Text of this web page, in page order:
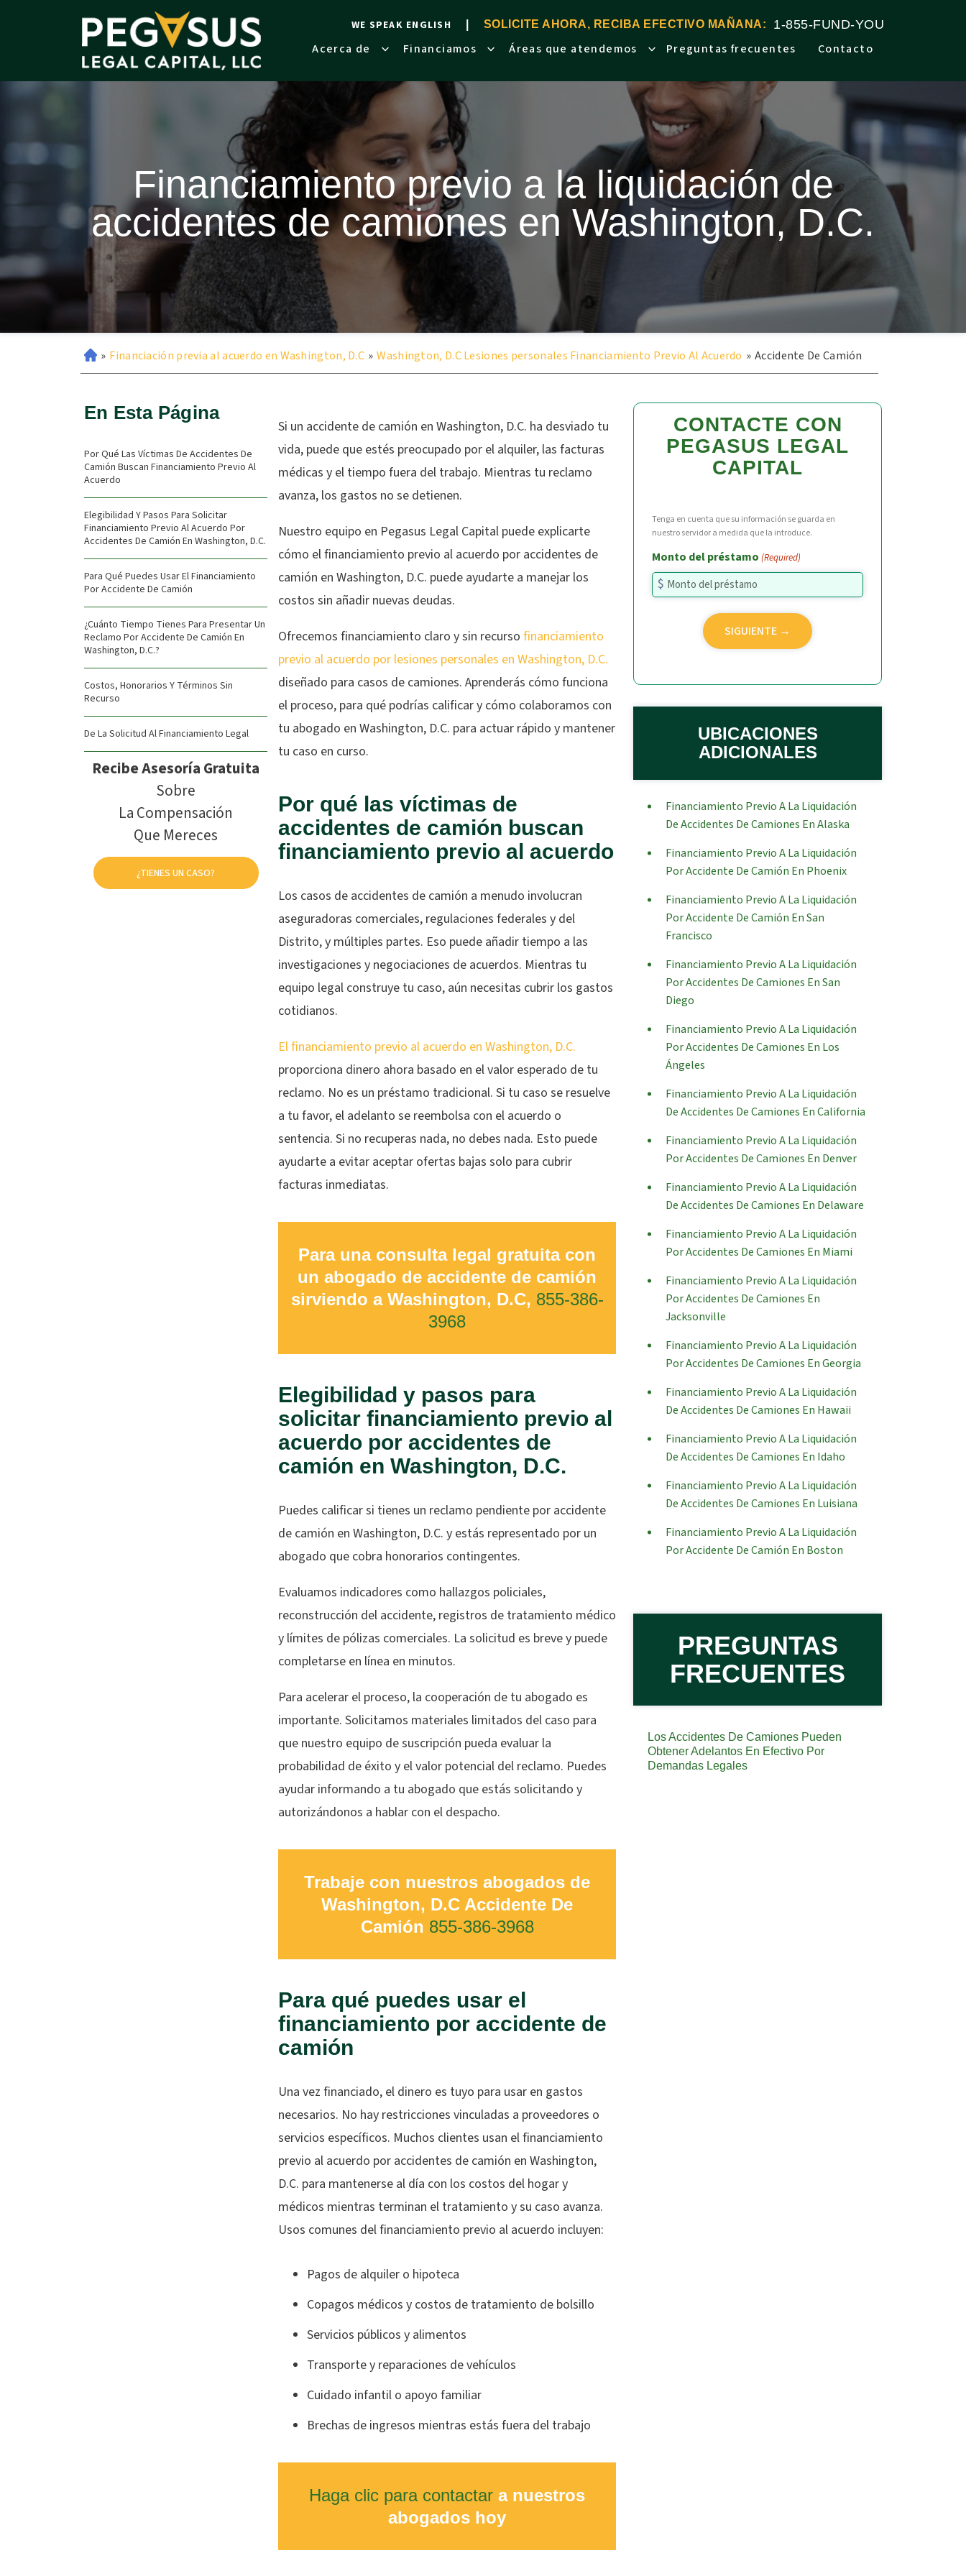
WE SPEAK ENGLISH SOLICITE AHORA, RECIBA EFECTIVO MAÑANA: 1-855-FUND-YOU
Acerca de Financiamos Áreas que atendemos Preguntas frecuentes Contacto
Financiamiento previo a la liquidación de
accidentes de camiones en Washington, D.C.
» Financiación previa al acuerdo en Washington, D.C » Washington, D.C Lesiones personales Financiamiento Previo Al Acuerdo » Accidente De Camión
En Esta Página
Por Qué Las Víctimas De Accidentes De
Camión Buscan Financiamiento Previo Al
Acuerdo
Elegibilidad Y Pasos Para Solicitar
Financiamiento Previo Al Acuerdo Por
Accidentes De Camión En Washington, D.C.
Para Qué Puedes Usar El Financiamiento
Por Accidente De Camión
¿Cuánto Tiempo Tienes Para Presentar Un
Reclamo Por Accidente De Camión En
Washington, D.C.?
Costos, Honorarios Y Términos Sin
Recurso
De La Solicitud Al Financiamiento Legal
Recibe Asesoría Gratuita
Sobre
La Compensación
Que Mereces
¿TIENES UN CASO?
Si un accidente de camión en Washington, D.C. ha desviado tu
vida, puede que estés preocupado por el alquiler, las facturas
médicas y el tiempo fuera del trabajo. Mientras tu reclamo
avanza, los gastos no se detienen.
Nuestro equipo en Pegasus Legal Capital puede explicarte
cómo el financiamiento previo al acuerdo por accidentes de
camión en Washington, D.C. puede ayudarte a manejar los
costos sin añadir nuevas deudas.
Ofrecemos financiamiento claro y sin recurso financiamiento
previo al acuerdo por lesiones personales en Washington, D.C.
diseñado para casos de camiones. Aprenderás cómo funciona
el proceso, para qué podrías calificar y cómo colaboramos con
tu abogado en Washington, D.C. para actuar rápido y mantener
tu caso en curso.
Por qué las víctimas de
accidentes de camión buscan
financiamiento previo al acuerdo
Los casos de accidentes de camión a menudo involucran
aseguradoras comerciales, regulaciones federales y del
Distrito, y múltiples partes. Eso puede añadir tiempo a las
investigaciones y negociaciones de acuerdos. Mientras tu
equipo legal construye tu caso, aún necesitas cubrir los gastos
cotidianos.
El financiamiento previo al acuerdo en Washington, D.C.
proporciona dinero ahora basado en el valor esperado de tu
reclamo. No es un préstamo tradicional. Si tu caso se resuelve
a tu favor, el adelanto se reembolsa con el acuerdo o
sentencia. Si no recuperas nada, no debes nada. Esto puede
ayudarte a evitar aceptar ofertas bajas solo para cubrir
facturas inmediatas.
Para una consulta legal gratuita con
un abogado de accidente de camión
sirviendo a Washington, D.C, 855-386-
3968
Elegibilidad y pasos para
solicitar financiamiento previo al
acuerdo por accidentes de
camión en Washington, D.C.
Puedes calificar si tienes un reclamo pendiente por accidente
de camión en Washington, D.C. y estás representado por un
abogado que cobra honorarios contingentes.
Evaluamos indicadores como hallazgos policiales,
reconstrucción del accidente, registros de tratamiento médico
y límites de pólizas comerciales. La solicitud es breve y puede
completarse en línea en minutos.
Para acelerar el proceso, la cooperación de tu abogado es
importante. Solicitamos materiales limitados del caso para
que nuestro equipo de suscripción pueda evaluar la
probabilidad de éxito y el valor potencial del reclamo. Puedes
ayudar informando a tu abogado que estás solicitando y
autorizándonos a hablar con el despacho.
Trabaje con nuestros abogados de
Washington, D.C Accidente De
Camión 855-386-3968
Para qué puedes usar el
financiamiento por accidente de
camión
Una vez financiado, el dinero es tuyo para usar en gastos
necesarios. No hay restricciones vinculadas a proveedores o
servicios específicos. Muchos clientes usan el financiamiento
previo al acuerdo por accidentes de camión en Washington,
D.C. para mantenerse al día con los costos del hogar y
médicos mientras terminan el tratamiento y su caso avanza.
Usos comunes del financiamiento previo al acuerdo incluyen:
Pagos de alquiler o hipoteca
Copagos médicos y costos de tratamiento de bolsillo
Servicios públicos y alimentos
Transporte y reparaciones de vehículos
Cuidado infantil o apoyo familiar
Brechas de ingresos mientras estás fuera del trabajo
Haga clic para contactar a nuestros
abogados hoy
CONTACTE CON
PEGASUS LEGAL
CAPITAL
Tenga en cuenta que su información se guarda en
nuestro servidor a medida que la introduce.
Monto del préstamo (Required)
UBICACIONES
ADICIONALES
Financiamiento Previo A La Liquidación
De Accidentes De Camiones En Alaska
Financiamiento Previo A La Liquidación
Por Accidente De Camión En Phoenix
Financiamiento Previo A La Liquidación
Por Accidente De Camión En San
Francisco
Financiamiento Previo A La Liquidación
Por Accidentes De Camiones En San
Diego
Financiamiento Previo A La Liquidación
Por Accidentes De Camiones En Los
Ángeles
Financiamiento Previo A La Liquidación
De Accidentes De Camiones En California
Financiamiento Previo A La Liquidación
Por Accidentes De Camiones En Denver
Financiamiento Previo A La Liquidación
De Accidentes De Camiones En Delaware
Financiamiento Previo A La Liquidación
Por Accidentes De Camiones En Miami
Financiamiento Previo A La Liquidación
Por Accidentes De Camiones En
Jacksonville
Financiamiento Previo A La Liquidación
Por Accidentes De Camiones En Georgia
Financiamiento Previo A La Liquidación
De Accidentes De Camiones En Hawaii
Financiamiento Previo A La Liquidación
De Accidentes De Camiones En Idaho
Financiamiento Previo A La Liquidación
De Accidentes De Camiones En Luisiana
Financiamiento Previo A La Liquidación
Por Accidente De Camión En Boston
PREGUNTAS
FRECUENTES
Los Accidentes De Camiones Pueden
Obtener Adelantos En Efectivo Por
Demandas Legales